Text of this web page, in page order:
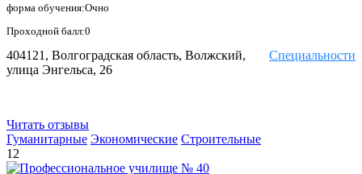
форма обучения:Очно
Проходной балл:0
Специальности
404121, Волгоградская область, Волжский,
улица Энгельса, 26
Читать отзывы
Гуманитарные Экономические Строительные
12